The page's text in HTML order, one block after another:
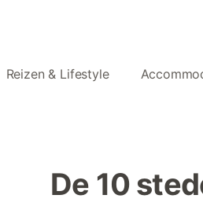
Reizen & Lifestyle
De 10